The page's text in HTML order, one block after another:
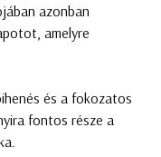
azonban
amelyre
és a fokozatos
fontos része a